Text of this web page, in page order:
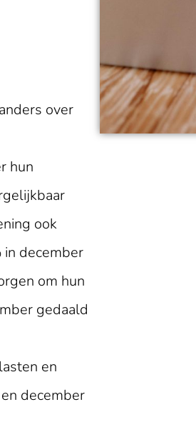
over
hun
ook
december
om hun
gedaald
en
december